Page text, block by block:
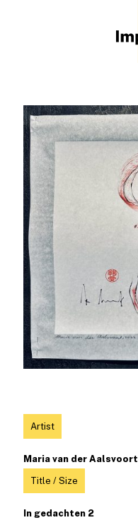
Artist
Maria van der Aalsvoort
Title / Size
In gedachten 2